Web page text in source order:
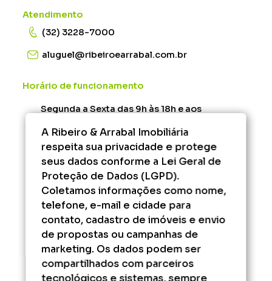
Atendimento
(32) 3228-7000
aluguel@ribeiroearrabal.com.br
Horário de funcionamento
Segunda a Sexta das 9h às 18h e aos
Administrativo/Financeiro - Segunda à Sexta
das 9h às 17h.
Fora desse horário, consulte os serviços que
podem ser agendados.
A Ribeiro & Arrabal Imobiliária
respeita sua privacidade e protege
seus dados conforme a Lei Geral de
Proteção de Dados (LGPD).
Coletamos informações como nome,
telefone, e-mail e cidade para
contato, cadastro de imóveis e envio
de propostas ou campanhas de
marketing. Os dados podem ser
compartilhados com parceiros
tecnológicos e sistemas, sempre